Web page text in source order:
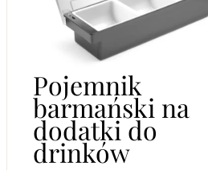
Pojemnik
barmański na
dodatki do
drinków